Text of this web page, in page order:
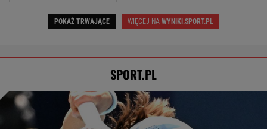
ALEKSANDER BERNARD
Koniec w trzech setach
Tysiące osób zrobi to we wrześniu. Powód
może cię zaskoczyć